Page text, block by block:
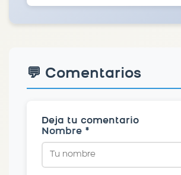
💬 Comentarios
Deja tu comentario
Nombre *